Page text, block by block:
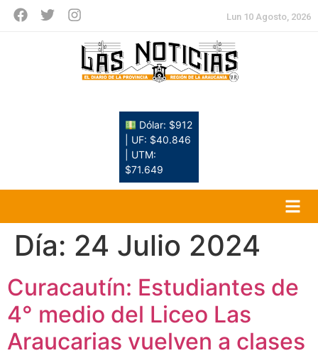
Lun 10 Agosto, 2026
Dólar: $912
| UF: $40.846
| UTM:
$71.649
Día: 24 Julio 2024
Curacautín: Estudiantes de
4° medio del Liceo Las
Araucarias vuelven a clases